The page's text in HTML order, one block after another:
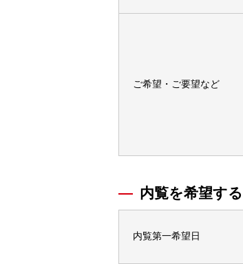
ご希望・ご要望など
内覧を希望する
内覧第一希望日